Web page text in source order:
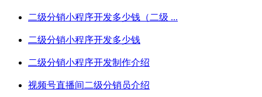
二级分销小程序开发多少钱（二级 ...
二级分销小程序开发多少钱
二级分销小程序开发制作介绍
视频号直播间二级分销员介绍